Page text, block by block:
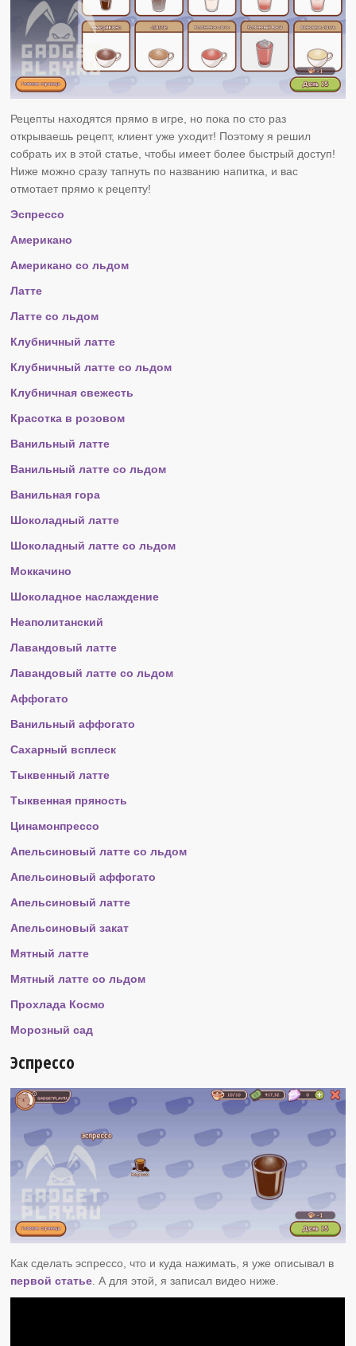
Рецепты находятся прямо в игре, но пока по сто раз
открываешь рецепт, клиент уже уходит! Поэтому я решил
собрать их в этой статье, чтобы имеет более быстрый доступ!
Ниже можно сразу тапнуть по названию напитка, и вас
отмотает прямо к рецепту!
Эспрессо
Американо
Американо со льдом
Латте
Латте со льдом
Клубничный латте
Клубничный латте со льдом
Клубничная свежесть
Красотка в розовом
Ванильный латте
Ванильный латте со льдом
Ванильная гора
Шоколадный латте
Шоколадный латте со льдом
Моккачино
Шоколадное наслаждение
Неаполитанский
Лавандовый латте
Лавандовый латте со льдом
Аффогато
Ванильный аффогато
Сахарный всплеск
Тыквенный латте
Тыквенная пряность
Цинамонпрессо
Апельсиновый латте со льдом
Апельсиновый аффогато
Апельсиновый латте
Апельсиновый закат
Мятный латте
Мятный латте со льдом
Прохлада Космо
Морозный сад
Эспрессо
Как сделать эспрессо, что и куда нажимать, я уже описывал в
первой статье . А для этой, я записал видео ниже.